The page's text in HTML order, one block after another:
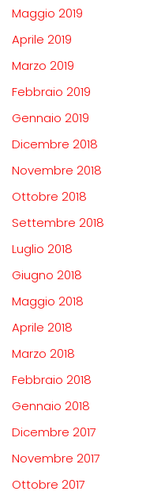
Maggio 2019
Aprile 2019
Marzo 2019
Febbraio 2019
Gennaio 2019
Dicembre 2018
Novembre 2018
Ottobre 2018
Settembre 2018
Luglio 2018
Giugno 2018
Maggio 2018
Aprile 2018
Marzo 2018
Febbraio 2018
Gennaio 2018
Dicembre 2017
Novembre 2017
Ottobre 2017